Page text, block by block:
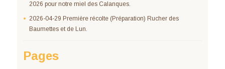
2026 pour notre miel des Calanques.
2026-04-29 Première récolte (Préparation) Rucher des
Baumettes et de Lun.
Pages